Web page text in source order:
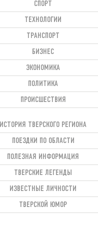
СПОРТ
ТЕХНОЛОГИИ
ТРАНСПОРТ
БИЗНЕС
ЭКОНОМИКА
ПОЛИТИКА
ПРОИСШЕСТВИЯ
ИСТОРИЯ ТВЕРСКОГО РЕГИОНА
ПОЕЗДКИ ПО ОБЛАСТИ
ПОЛЕЗНАЯ ИНФОРМАЦИЯ
ТВЕРСКИЕ ЛЕГЕНДЫ
ИЗВЕСТНЫЕ ЛИЧНОСТИ
ТВЕРСКОЙ ЮМОР